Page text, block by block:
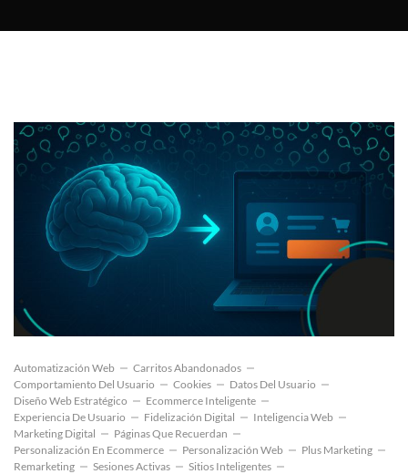
Automatización Web
Carritos Abandonados
Comportamiento Del Usuario
Cookies
Datos Del Usuario
Diseño Web Estratégico
Ecommerce Inteligente
Experiencia De Usuario
Fidelización Digital
Inteligencia Web
Marketing Digital
Páginas Que Recuerdan
Personalización En Ecommerce
Personalización Web
Plus Marketing
Remarketing
Sesiones Activas
Sitios Inteligentes